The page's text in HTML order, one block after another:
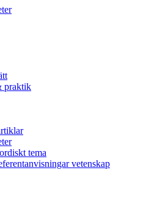
praktik
tema
vetenskap